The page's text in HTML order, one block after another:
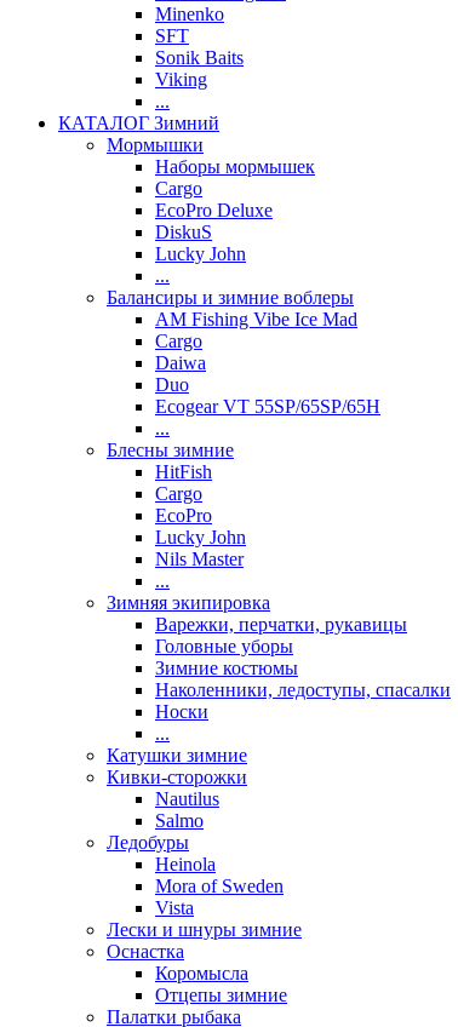
Minenko
SFT
Sonik Baits
Viking
...
КАТАЛОГ Зимний
Мормышки
Наборы мормышек
Cargo
EcoPro Deluxe
DiskuS
Lucky John
...
Балансиры и зимние воблеры
AM Fishing Vibe Ice Mad
Cargo
Daiwa
Duo
Ecogear VT 55SP/65SP/65H
...
Блесны зимние
HitFish
Cargo
EcoPro
Lucky John
Nils Master
...
Зимняя экипировка
Варежки, перчатки, рукавицы
Головные уборы
Зимние костюмы
Наколенники, ледоступы, спасалки
Носки
...
Катушки зимние
Кивки-сторожки
Nautilus
Salmo
Ледобуры
Heinola
Mora of Sweden
Vista
Лески и шнуры зимние
Оснастка
Коромысла
Отцепы зимние
Палатки рыбака